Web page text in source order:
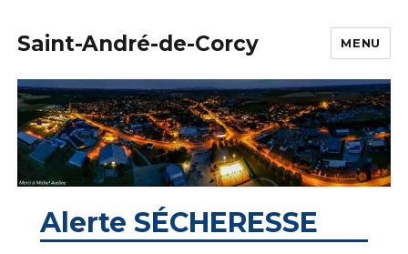
Saint-André-de-Corcy MENU
Alerte SÉCHERESSE